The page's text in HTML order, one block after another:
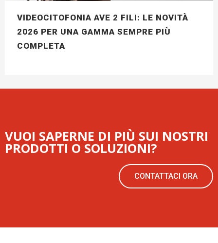
VIDEOCITOFONIA AVE 2 FILI: LE NOVITÀ
2026 PER UNA GAMMA SEMPRE PIÙ
COMPLETA
VUOI SAPERNE DI PIÙ SUI NOSTRI
PRODOTTI O SOLUZIONI?
CONTATTACI ORA